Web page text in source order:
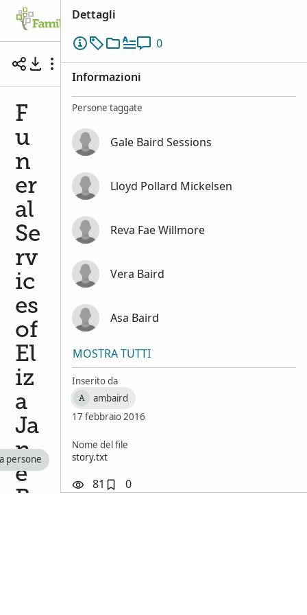
Funeral Services of Eliza Jane Baird Sessions
F
u
n
er
al
Se
rv
ic
es
of
El
iz
a
Ja
n
e
B
persone
Dettagli
0
Informazioni
Persone taggate
Gale Baird Sessions
Lloyd Pollard Mickelsen
Reva Fae Willmore
Vera Baird
Asa Baird
MOSTRA TUTTI
Inserito da
A
ambaird
17 febbraio 2016
Nome del file
story.txt
81 0